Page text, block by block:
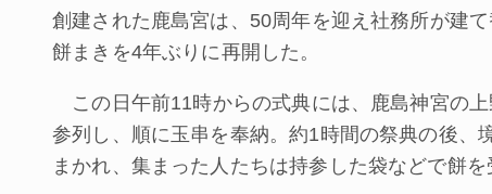
創建された鹿島宮は、50周年を迎え社務所が建
餅まきを4年ぶりに再開した。
この日午前11時からの式典には、鹿島神宮の
参列し、順に玉串を奉納。約1時間の祭典の後、
まかれ、集まった人たちは持参した袋などで餅を